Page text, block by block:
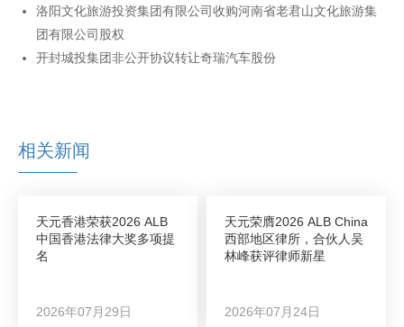
洛阳文化旅游投资集团有限公司收购河南省老君山文化旅游集
团有限公司股权
开封城投集团非公开协议转让奇瑞汽车股份
相关新闻
天元香港荣获2026 ALB
中国香港法律大奖多项提
名
2026年07月29日
天元荣膺2026 ALB China
西部地区律所，合伙人吴
林峰获评律师新星
2026年07月24日